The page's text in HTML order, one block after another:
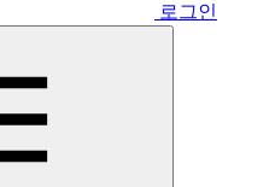
로그인